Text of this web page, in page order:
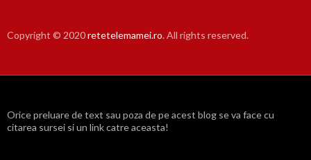
Copyright © 2020retetelemamei.ro. All rights reserved.
Orice preluare de text sau poza de pe acest blog se va face cu
citarea sursei si un link catre aceasta!